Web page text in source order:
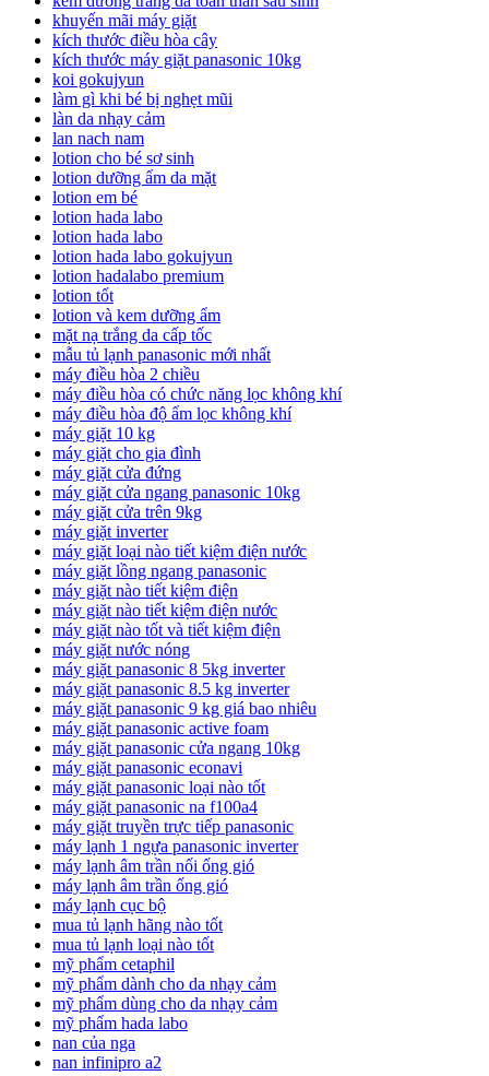
khuyến mãi máy giặt
kích thước điều hòa cây
kích thước máy giặt panasonic 10kg
koi gokujyun
làm gì khi bé bị nghẹt mũi
làn da nhạy cảm
lan nach nam
lotion cho bé sơ sinh
lotion dưỡng ẩm da mặt
lotion em bé
lotion hada labo
lotion hada labo
lotion hada labo gokujyun
lotion hadalabo premium
lotion tốt
lotion và kem dưỡng ẩm
mặt nạ trắng da cấp tốc
mẫu tủ lạnh panasonic mới nhất
máy điều hòa 2 chiều
máy điều hòa có chức năng lọc không khí
máy điều hòa độ ẩm lọc không khí
máy giặt 10 kg
máy giặt cho gia đình
máy giặt cửa đứng
máy giặt cửa ngang panasonic 10kg
máy giặt cửa trên 9kg
máy giặt inverter
máy giặt loại nào tiết kiệm điện nước
máy giặt lồng ngang panasonic
máy giặt nào tiết kiệm điện
máy giặt nào tiết kiệm điện nước
máy giặt nào tốt và tiết kiệm điện
máy giặt nước nóng
máy giặt panasonic 8 5kg inverter
máy giặt panasonic 8.5 kg inverter
máy giặt panasonic 9 kg giá bao nhiêu
máy giặt panasonic active foam
máy giặt panasonic cửa ngang 10kg
máy giặt panasonic econavi
máy giặt panasonic loại nào tốt
máy giặt panasonic na f100a4
máy giặt truyền trực tiếp panasonic
máy lạnh 1 ngựa panasonic inverter
máy lạnh âm trần nối ống gió
máy lạnh âm trần ống gió
máy lạnh cục bộ
mua tủ lạnh hãng nào tốt
mua tủ lạnh loại nào tốt
mỹ phẩm cetaphil
mỹ phẩm dành cho da nhạy cảm
mỹ phẩm dùng cho da nhạy cảm
mỹ phẩm hada labo
nan của nga
nan infinipro a2